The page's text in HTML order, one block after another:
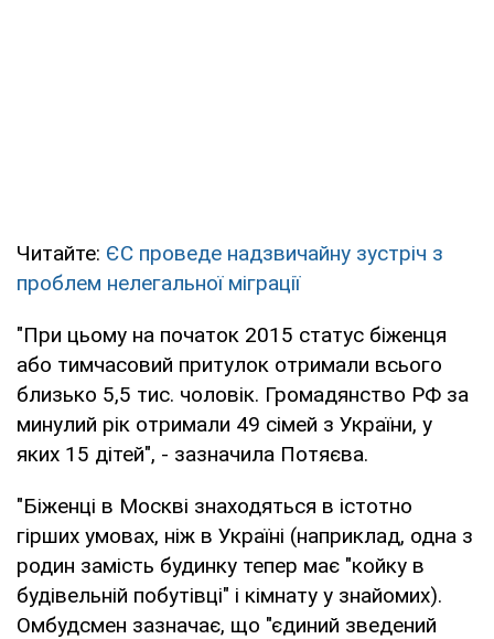
Читайте: ЄС проведе надзвичайну зустріч з
проблем нелегальної міграції
"При цьому на початок 2015 статус біженця
або тимчасовий притулок отримали всього
близько 5,5 тис. чоловік. Громадянство РФ за
минулий рік отримали 49 сімей з України, у
яких 15 дітей", - зазначила Потяєва.
"Біженці в Москві знаходяться в істотно
гірших умовах, ніж в Україні (наприклад, одна з
родин замість будинку тепер має "койку в
будівельній побутівці" і кімнату у знайомих).
Омбудсмен зазначає, що "єдиний зведений